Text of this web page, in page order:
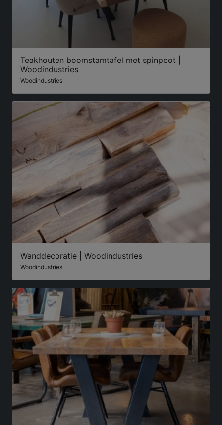
Teakhouten boomstamtafel met spinpoot |
Woodindustries
Woodindustries
Wanddecoratie | Woodindustries
Woodindustries